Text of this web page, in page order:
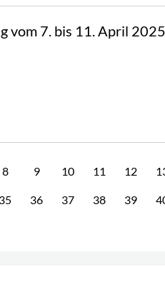
vom 7. bis 11. April
8 9 10 11 12
35 36 37 38 39